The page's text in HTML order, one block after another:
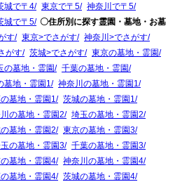
城で〒4 東京で〒5
神奈川で〒5
城で〒5
〇住所別に探す霊園・墓地・お墓
す
東京>でさがす
神奈川>でさがす
がす 茨城>でさがす
東京の墓地・霊園
の墓地・霊園
千葉の墓地・霊園
墓地・霊園1
神奈川の墓地・霊園1
墓地・霊園1
茨城の墓地・霊園1
の墓地・霊園2
埼玉の墓地・霊園2
墓地・霊園2
東京の墓地・霊園3
の墓地・霊園3
千葉の墓地・霊園3
墓地・霊園4
神奈川の墓地・霊園4
墓地・霊園4
茨城の墓地・霊園4